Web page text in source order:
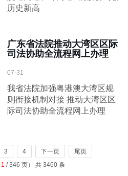
历史新高
广东省法院推动大湾区区际
司法协助全流程网上办理
07-31
我省法院加强粤港澳大湾区规
则衔接机制对接 推动大湾区区
际司法协助全流程网上办理
3 4 下一页
尾页
1 / 346 页） 共 3460 条